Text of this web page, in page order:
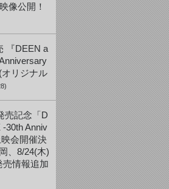
像公開！
『DEEN a
リジナル
売記念「D
30th Anniv
会開催決
、8/24(木)
情報追加